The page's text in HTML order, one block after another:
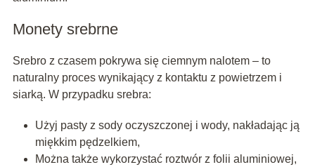
Monety srebrne
Srebro z czasem pokrywa się ciemnym nalotem – to
naturalny proces wynikający z kontaktu z powietrzem i
siarką. W przypadku srebra:
Użyj pasty z sody oczyszczonej i wody, nakładając ją
miękkim pędzelkiem,
Można także wykorzystać roztwór z folii aluminiowej,